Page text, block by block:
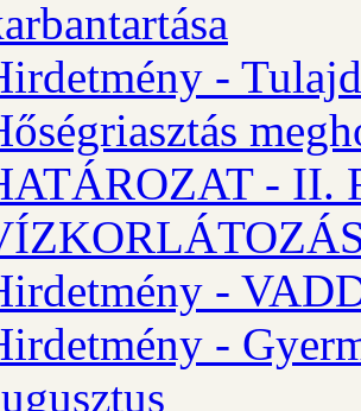
-
- II.
-
-